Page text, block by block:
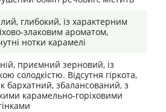
глибокий, із характерним
злаковим ароматом,
нотки карамелі
приємний зерновий, із
солодкістю. Відсутня гіркота,
бархатний, збалансований, з
карамельно-горіховими